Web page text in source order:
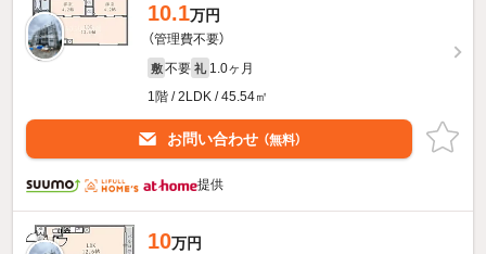
10.1万円
（管理費不要）
敷 不要 礼 1.0ヶ月
1階 / 2LDK / 45.54㎡
お問い合わせ （無料）
提供
10万円